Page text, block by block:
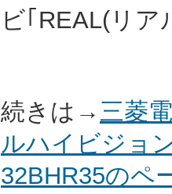
ビ｢REAL(リア
続きは→ 三菱
ルハイビジョ
32BHR35のペ